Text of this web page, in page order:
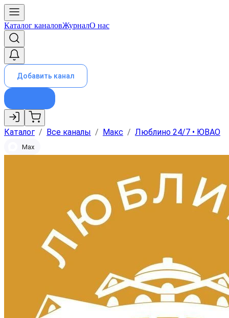
Каталог каналовЖурналО нас
Добавить канал
Каталог / Все каналы / Макс / Люблино 24/7 • ЮВАО
Max